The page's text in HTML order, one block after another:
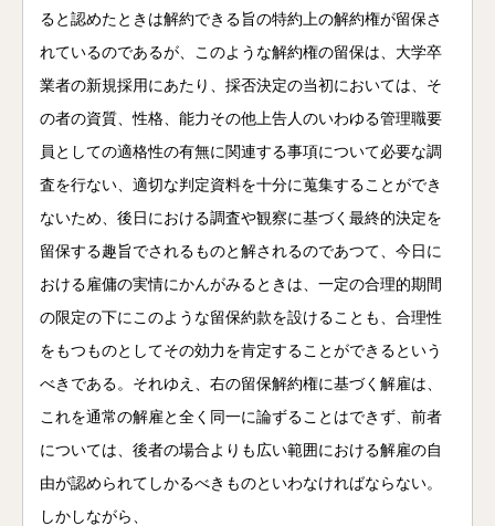
ると認めたときは解約できる旨の特約上の解約権が留保さ
れているのであるが、このような解約権の留保は、大学卒
業者の新規採用にあたり、採否決定の当初においては、そ
の者の資質、性格、能力その他上告人のいわゆる管理職要
員としての適格性の有無に関連する事項について必要な調
査を行ない、適切な判定資料を十分に蒐集することができ
ないため、後日における調査や観察に基づく最終的決定を
留保する趣旨でされるものと解されるのであつて、今日に
おける雇傭の実情にかんがみるときは、一定の合理的期間
の限定の下にこのような留保約款を設けることも、合理性
をもつものとしてその効力を肯定することができるという
べきである。それゆえ、右の留保解約権に基づく解雇は、
これを通常の解雇と全く同一に論ずることはできず、前者
については、後者の場合よりも広い範囲における解雇の自
由が認められてしかるべきものといわなければならない。
しかしながら、